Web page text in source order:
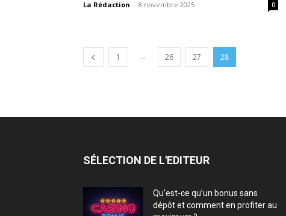
La Rédaction - 8 novembre 2025 0
1 ... 26 27 28
SÉLECTION DE L'EDITEUR
Qu’est-ce qu’un bonus sans
dépôt et comment en profiter au